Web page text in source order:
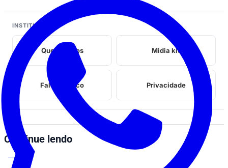
INSTITUCIONAL
Quem somos Midia kit
Fale conosco Privacidade
Continue lendo
ESPIA AÍ